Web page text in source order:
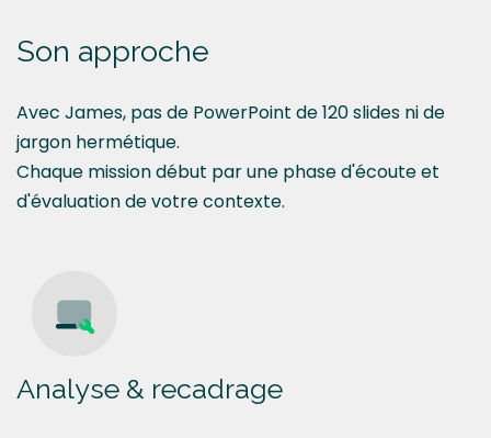
Son approche
Avec James, pas de PowerPoint de 120 slides ni de
jargon hermétique.
Chaque mission début par une phase d'écoute et
d'évaluation de votre contexte.
Analyse & recadrage